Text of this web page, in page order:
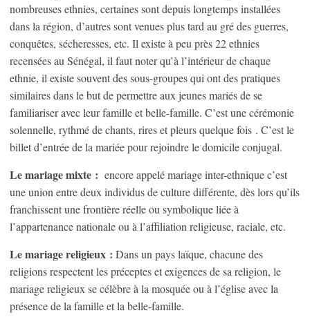
nombreuses ethnies, certaines sont depuis longtemps installées
dans la région, d’autres sont venues plus tard au gré des guerres,
conquêtes, sécheresses, etc. Il existe à peu près 22 ethnies
recensées au Sénégal, il faut noter qu’à l’intérieur de chaque
ethnie, il existe souvent des sous-groupes qui ont des pratiques
similaires dans le but de permettre aux jeunes mariés de se
familiariser avec leur famille et belle-famille. C’est une cérémonie
solennelle, rythmé de chants, rires et pleurs quelque fois . C’est le
billet d’entrée de la mariée pour rejoindre le domicile conjugal.
Le mariage mixte : encore appelé mariage inter-ethnique c’est
une union entre deux individus de culture différente, dès lors qu’ils
franchissent une frontière réelle ou symbolique liée à
l’appartenance nationale ou à l’affiliation religieuse, raciale, etc.
Le mariage religieux : Dans un pays laïque, chacune des
religions respectent les préceptes et exigences de sa religion, le
mariage religieux se célèbre à la mosquée ou à l’église avec la
présence de la famille et la belle-famille.